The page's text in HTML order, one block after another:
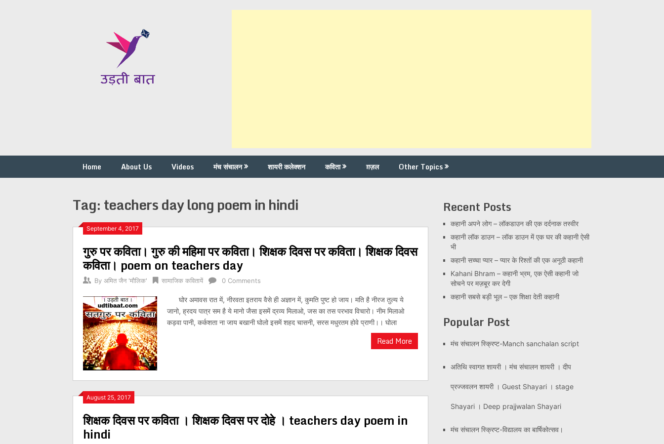
Home About Us Videos मंच संचालन शायरी कलेक्शन कविता ग़ज़ल Other Topics
Tag:teachers day long poem in hindi
September 4, 2017
गुरु पर कविता। गुरु की महिमा पर कविता। शिक्षक दिवस पर कविता। शिक्षक दिवस
कविता। poem on teachers day
By अमित जैन 'मौलिक' सामाजिक कवितायें 0 Comments
घोर अमावस रात में, नीरवता इतराय वैसे ही अज्ञान में, कुमति पुष्ट हो जाय। मति है नीरज तुल्य ये
जानो, ह्रदय पात्र सम है ये मानो जैसा इसमें द्रव्य मिलाओ, जस का तस परभाव विचारो। नीम मिलाओ
कड़वा पानी, कर्कशता ना जाय बखानी घोलो इसमें शहद चासनी, सरस मधुरतम होवे प्राणी।। घोला
Read More
August 25, 2017
शिक्षक दिवस पर कविता । शिक्षक दिवस पर दोहे । teachers day poem in
hindi
Posts
navigation
Recent Posts
कहानी अपने लोग – लॉकडाउन की एक दर्दनाक तस्वीर
कहानी लॉक डाउन – लॉक डाउन में एक घर की कहानी ऐसी
भी
कहानी सच्चा प्यार – प्यार के रिश्तों की एक अनूठी कहानी
Kahani Bhram – कहानी भ्रम, एक ऐसी कहानी जो
सोचने पर मज़बूर कर देगी
कहानी सबसे बड़ी भूल – एक शिक्षा देती कहानी
Popular Post
मंच संचालन स्क्रिप्ट-Manch sanchalan script
अतिथि स्वागत शायरी । मंच संचालन शायरी । दीप
प्रज्जवलन शायरी । Guest Shayari । stage
Shayari । Deep prajjwalan Shayari
मंच संचालन स्क्रिप्ट-विद्यालय का बार्षिकोत्सव।